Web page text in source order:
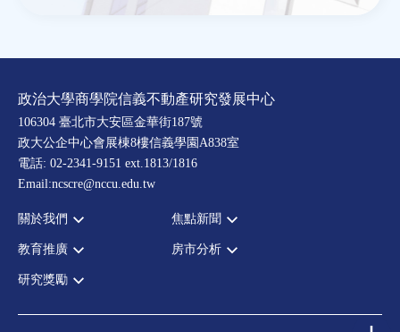
政治大學商學院信義不動產研究發展中心
106304 臺北市大安區金華街187號
政大公企中心會展棟8樓信義學園A838室
電話: 02-2341-9151 ext.1813/1816
Email:ncscre@nccu.edu.tw
關於我們
宗旨願景
設置辦法
指導委員
焦點新聞
全部新聞
法律新訊
教育推廣
全部活動
房市分析
研究獎勵